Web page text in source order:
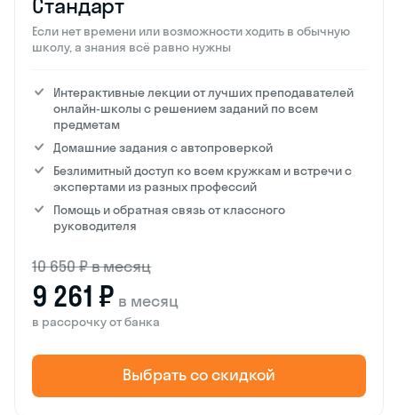
Стандарт
Если нет времени или возможности ходить в обычную
школу, а знания всё равно нужны
Интерактивные лекции от лучших преподавателей
онлайн-школы с решением заданий по всем
предметам
Домашние задания с автопроверкой
Безлимитный доступ ко всем кружкам и встречи с
экспертами из разных профессий
Помощь и обратная связь от классного
руководителя
10 650 ₽ в месяц
9 261 ₽ в месяц
в рассрочку от банка
Выбрать со скидкой